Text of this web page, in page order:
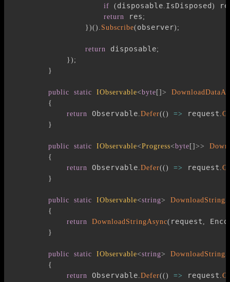
if
( disposable. IsDisposed )
return res ;
})() . Subscribe( observer) ;
return disposable;
}) ;
}
public static IObservable<byte [] >
{
return Observable.Defer(() => request .
}
public static IObservable<Progress<byte [] >>
{
return Observable.Defer(() => request .
}
public static IObservable<string>
{
return
DownloadStringAsync( request ,
}
public static IObservable<string>
{
return Observable.Defer(() => request .